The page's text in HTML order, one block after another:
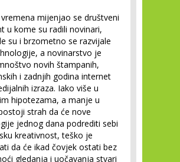
mijenjao se društveni
u kome su radili novinari,
su i brzometno se razvijale
a novinarstvo je
novih štampanih,
i zadnjih godina internet
izraza. Iako više u
hipotezama, a manje u
strah da će nove
jednog dana podrediti sebi
kreativnost, teško je
da će ikad čovjek ostati bez
gledanja i uočavanja stvari